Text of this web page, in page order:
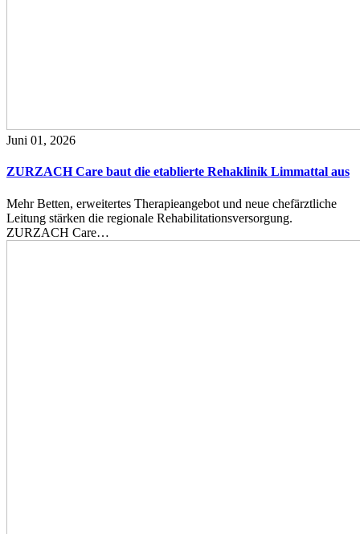
Juni 01, 2026
ZURZACH Care baut die etablierte Rehaklinik Limmattal aus
Mehr Betten, erweitertes Therapieangebot und neue chefärztliche
Leitung stärken die regionale Rehabilitationsversorgung.
ZURZACH Care…